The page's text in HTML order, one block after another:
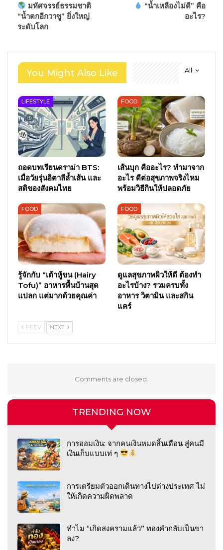
มหัศจรรย์ธรรมชาติ
“น้ำตกอีกวาซู” ยิ่งใหญ่
ระดับโลก
“น้ำเหลืองไม่ดี” คือ
อะไร?
All
You Might Also Like
LIFESTYLE
ถอดบทเรียนดราม่า BTS:
เมื่อวัยรุ่นอิตาลีล้ำเส้น และ
สติของสังคมไทย
FOOD
เส้นบุก คืออะไร? ทำมาจาก
อะไร ดีต่อสุขภาพจริงไหม
พร้อมวิธีกินให้ปลอดภัย
FOOD
รู้จักกับ “เต้าหู้ขน (Hairy
Tofu)” อาหารพื้นบ้านสุด
แปลก แต่มากด้วยคุณค่า
FOOD
ดูแลสุขภาพผิวให้ดี ต้องทำ
อะไรบ้าง? รวมครบทั้ง
อาหาร วิตามิน และสกิน
แคร์
PREV NEXT
Comments are closed.
TRENDING NOW
การออมเงิน: จากคนเงินหมดสิ้นเดือน สู่คนมี
เงินเก็บแบบเท่ ๆ
การเตรียมตัวออกเดินทางไปต่างประเทศ ไม่
ให้เกิดความผิดพลาด
ทำไม “เกิดสงครามแล้ว” ทองคำกลับเป็นขา
ลง?